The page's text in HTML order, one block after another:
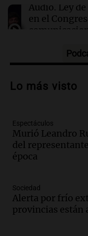
13:20 Sociedad
“Jorge hizo
Tapia tras la
Audio. Ley
en el
Audio.
tradicional
Audio.
"Tres
hacerle
Una mañana
Audio.
metros del
800 kilos de
Lo más visto
Espectáculos
Murió Leandro
del
época
Sociedad
Alerta por frío
provincias están